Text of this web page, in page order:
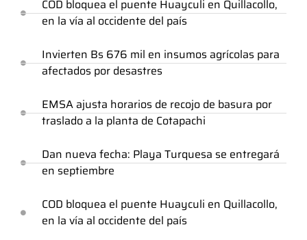
COD bloquea el puente Huayculi en Quillacollo,
en la vía al occidente del país
Invierten Bs 676 mil en insumos agrícolas para
afectados por desastres
EMSA ajusta horarios de recojo de basura por
traslado a la planta de Cotapachi
Dan nueva fecha: Playa Turquesa se entregará
en septiembre
COD bloquea el puente Huayculi en Quillacollo,
en la vía al occidente del país